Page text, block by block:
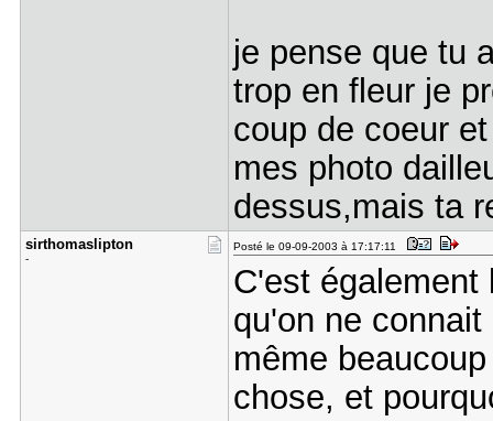
je pense que tu
trop en fleur je
coup de coeur
mes photo
dessus,mais ta
sirthomasl​ipton
-
Posté le 09-09-2003 à 17:17:11
C'est également
qu'on ne
même
chose, et